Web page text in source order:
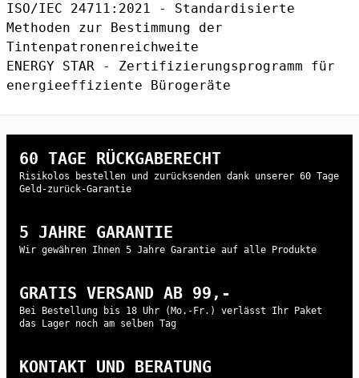
ISO/IEC 24711:2021 - Standardisierte
Methoden zur Bestimmung der
Tintenpatronenreichweite
ENERGY STAR - Zertifizierungsprogramm für
energieeffiziente Bürogeräte
60 TAGE RÜCKGABERECHT
Risikolos bestellen und zurücksenden dank unserer 60 Tage
Geld-zurück-Garantie
5 JAHRE GARANTIE
Wir gewähren Ihnen 5 Jahre Garantie auf alle Produkte
GRATIS VERSAND AB 99,-
Bei Bestellung bis 18 Uhr (Mo.-Fr.) verlässt Ihr Paket
das Lager noch am selben Tag
KONTAKT UND BERATUNG